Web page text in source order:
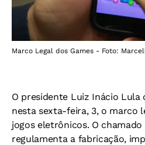
Marco Legal dos Games - Foto:
O presidente Luiz Inácio Lula
nesta sexta-feira, 3, o marco
jogos eletrônicos. O
regulamenta a fabricação,